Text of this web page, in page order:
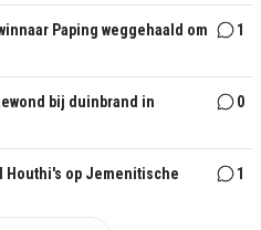
Paping weggehaald om
1
bij duinbrand in
0
Houthi's op Jemenitische
1